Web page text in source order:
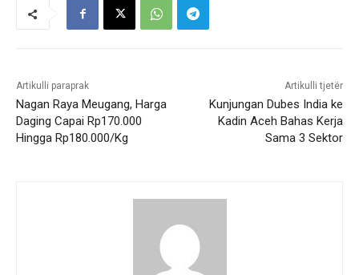
Artikulli paraprak
Nagan Raya Meugang, Harga
Daging Capai Rp170.000
Hingga Rp180.000/Kg
Artikulli tjetër
Kunjungan Dubes India ke
Kadin Aceh Bahas Kerja
Sama 3 Sektor